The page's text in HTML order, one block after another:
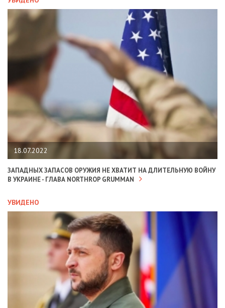
18.07.2022
ЗАПАДНЫХ ЗАПАСОВ ОРУЖИЯ НЕ ХВАТИТ НА ДЛИТЕЛЬНУЮ ВОЙНУ
В УКРАИНЕ - ГЛАВА NORTHROP GRUMMAN
УВИДЕНО